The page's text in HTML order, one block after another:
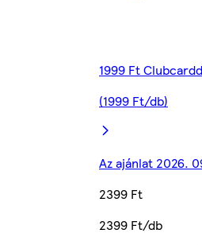
1999 Ft
(1999 Ft/db)
Az ajánlat 2026.
2399 Ft
2399 Ft/db